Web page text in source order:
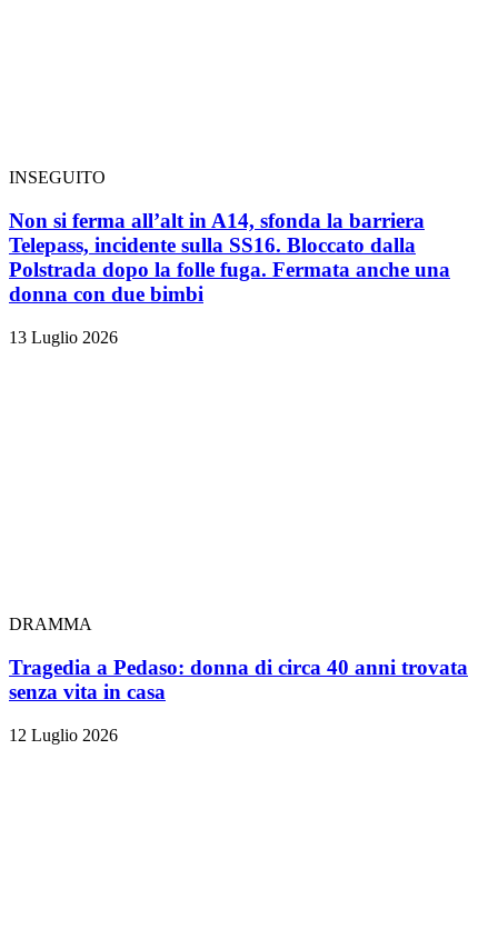
INSEGUITO
Non si ferma all’alt in A14, sfonda la barriera
Telepass, incidente sulla SS16. Bloccato dalla
Polstrada dopo la folle fuga. Fermata anche una
donna con due bimbi
13 Luglio 2026
DRAMMA
Tragedia a Pedaso: donna di circa 40 anni trovata
senza vita in casa
12 Luglio 2026